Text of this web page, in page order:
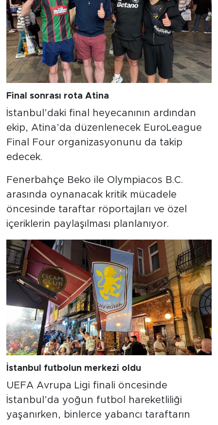
Final sonrası rota Atina
İstanbul’daki final heyecanının ardından
ekip, Atina’da düzenlenecek EuroLeague
Final Four organizasyonunu da takip
edecek.
Fenerbahçe Beko ile Olympiacos B.C.
arasında oynanacak kritik mücadele
öncesinde taraftar röportajları ve özel
içeriklerin paylaşılması planlanıyor.
İstanbul futbolun merkezi oldu
UEFA Avrupa Ligi finali öncesinde
İstanbul’da yoğun futbol hareketliliği
yaşanırken, binlerce yabancı taraftarın